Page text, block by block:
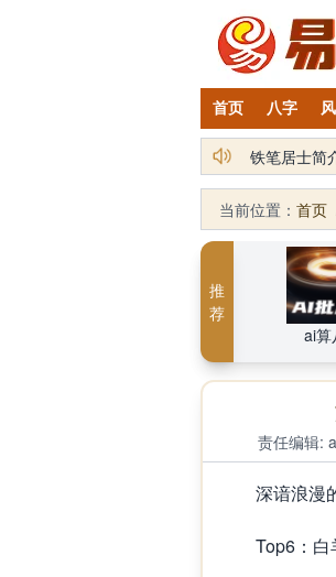
首页 八字
铁笔居士简
当前位置： 首页
推
荐
ai算
责任编辑:
深谙浪漫的
Top6：白